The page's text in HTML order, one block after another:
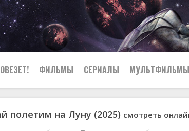
ФИЛЬМЫ СЕРИАЛЫ МУЛЬТФИЛЬМЫ
полетим на Луну (2025) смотреть